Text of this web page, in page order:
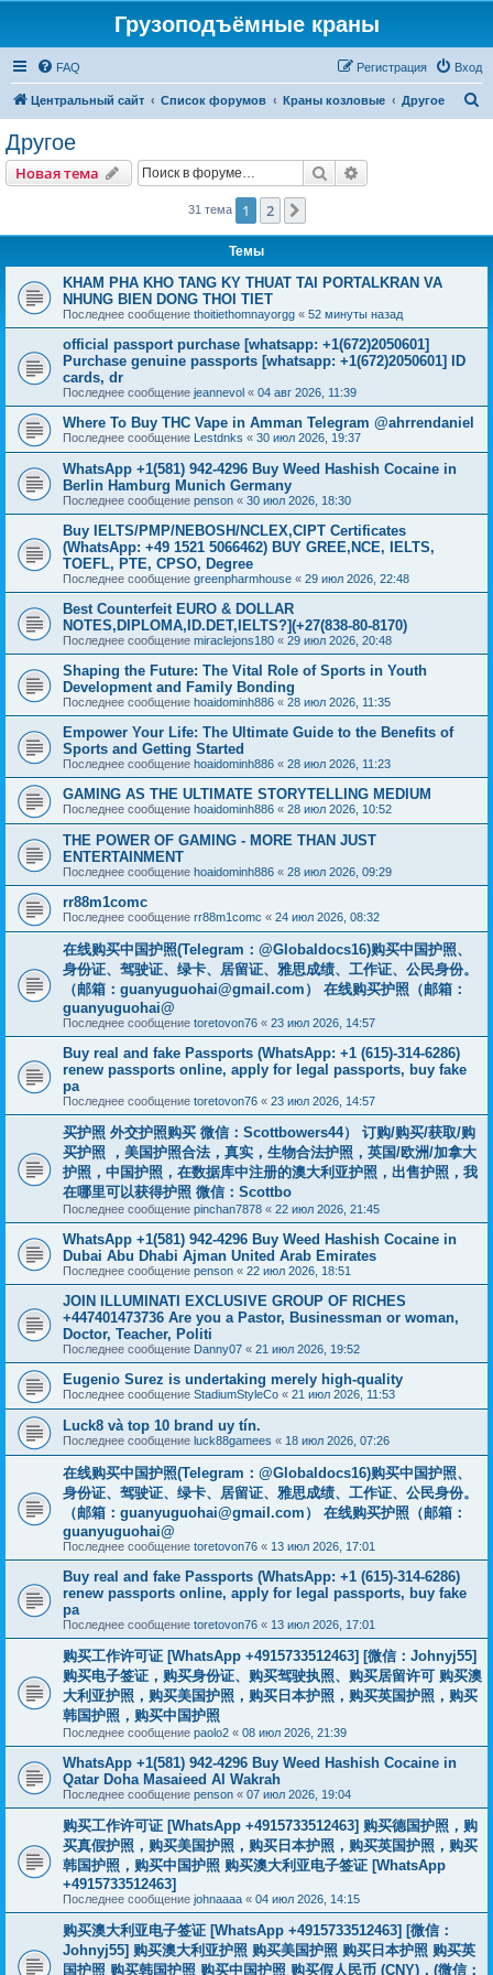
Грузоподъёмные краны
FAQ Вход
Регистрация
Центральный сайт Список форумов Краны козловые Другое
Другое
Новая тема Поиск
31 тема 1 2
Темы
KHAM PHA KHO TANG KY THUAT TAI PORTALKRAN VA
NHUNG BIEN DONG THOI TIET
Последнее сообщение thoitiethomnayorgg « 52 минуты назад
official passport purchase [whatsapp: +1(672)2050601]
Purchase genuine passports [whatsapp: +1(672)2050601] ID
cards, dr
Последнее сообщение jeannevol « 04 авг 2026, 11:39
Where To Buy THC Vape in Amman Telegram @ahrrendaniel
Последнее сообщение Lestdnks « 30 июл 2026, 19:37
WhatsApp +1(581) 942-4296 Buy Weed Hashish Cocaine in
Berlin Hamburg Munich Germany
Последнее сообщение penson « 30 июл 2026, 18:30
Buy IELTS/PMP/NEBOSH/NCLEX,CIPT Certificates
(WhatsApp: +49 1521 5066462) BUY GREE,NCE, IELTS,
TOEFL, PTE, CPSO, Degree
Последнее сообщение greenpharmhouse « 29 июл 2026, 22:48
Best Counterfeit EURO & DOLLAR
NOTES,DIPLOMA,ID.DET,IELTS?](+27(838-80-8170)
Последнее сообщение miraclejons180 « 29 июл 2026, 20:48
Shaping the Future: The Vital Role of Sports in Youth
Development and Family Bonding
Последнее сообщение hoaidominh886 « 28 июл 2026, 11:35
Empower Your Life: The Ultimate Guide to the Benefits of
Sports and Getting Started
Последнее сообщение hoaidominh886 « 28 июл 2026, 11:23
GAMING AS THE ULTIMATE STORYTELLING MEDIUM
Последнее сообщение hoaidominh886 « 28 июл 2026, 10:52
THE POWER OF GAMING - MORE THAN JUST
ENTERTAINMENT
Последнее сообщение hoaidominh886 « 28 июл 2026, 09:29
rr88m1comc
Последнее сообщение rr88m1comc « 24 июл 2026, 08:32
在线购买中国护照(Telegram：@Globaldocs16)购买中国护照、
身份证、驾驶证、绿卡、居留证、雅思成绩、工作证、公民身份。
（邮箱： guanyuguohai@gmail.com ） 在线购买护照（邮箱：
guanyuguohai@
Последнее сообщение toretovon76 « 23 июл 2026, 14:57
Buy real and fake Passports (WhatsApp: +1 (615)-314-6286)
renew passports online, apply for legal passports, buy fake
pa
Последнее сообщение toretovon76 « 23 июл 2026, 14:57
买护照 外交护照购买 微信：Scottbowers44） 订购/购买/获取/购
买护照 ，美国护照合法，真实，生物合法护照，英国/欧洲/加拿大
护照，中国护照，在数据库中注册的澳大利亚护照，出售护照，我
在哪里可以获得护照 微信：Scottbo
Последнее сообщение pinchan7878 « 22 июл 2026, 21:45
WhatsApp +1(581) 942-4296 Buy Weed Hashish Cocaine in
Dubai Abu Dhabi Ajman United Arab Emirates
Последнее сообщение penson « 22 июл 2026, 18:51
JOIN ILLUMINATI EXCLUSIVE GROUP OF RICHES
+447401473736 Are you a Pastor, Businessman or woman,
Doctor, Teacher, Politi
Последнее сообщение Danny07 « 21 июл 2026, 19:52
Eugenio Surez is undertaking merely high-quality
Последнее сообщение StadiumStyleCo « 21 июл 2026, 11:53
Luck8 và top 10 brand uy tín.
Последнее сообщение luck88gamees « 18 июл 2026, 07:26
在线购买中国护照(Telegram：@Globaldocs16)购买中国护照、
身份证、驾驶证、绿卡、居留证、雅思成绩、工作证、公民身份。
（邮箱： guanyuguohai@gmail.com ） 在线购买护照（邮箱：
guanyuguohai@
Последнее сообщение toretovon76 « 13 июл 2026, 17:01
Buy real and fake Passports (WhatsApp: +1 (615)-314-6286)
renew passports online, apply for legal passports, buy fake
pa
Последнее сообщение toretovon76 « 13 июл 2026, 17:01
购买工作许可证 [WhatsApp +4915733512463] [微信：Johnyj55]
购买电子签证，购买身份证、购买驾驶执照、购买居留许可 购买澳
大利亚护照，购买美国护照，购买日本护照，购买英国护照，购买
韩国护照，购买中国护照
Последнее сообщение paolo2 « 08 июл 2026, 21:39
WhatsApp +1(581) 942-4296 Buy Weed Hashish Cocaine in
Qatar Doha Masaieed Al Wakrah
Последнее сообщение penson « 07 июл 2026, 19:04
购买工作许可证 [WhatsApp +4915733512463] 购买德国护照，购
买真假护照，购买美国护照，购买日本护照，购买英国护照，购买
韩国护照，购买中国护照 购买澳大利亚电子签证 [WhatsApp
+4915733512463]
Последнее сообщение johnaaaa « 04 июл 2026, 14:15
购买澳大利亚电子签证 [WhatsApp +4915733512463] [微信：
Johnyj55] 购买澳大利亚护照 购买美国护照 购买日本护照 购买英
国护照 购买韩国护照 购买中国护照 购买假人民币 (CNY)，(微信：